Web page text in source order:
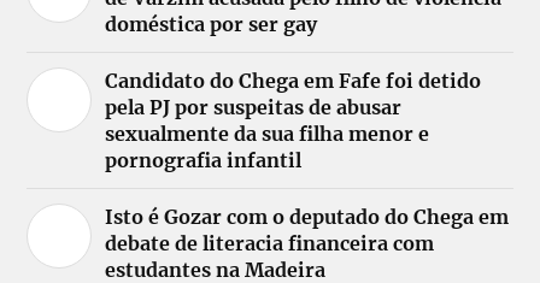
doméstica por ser gay
Candidato do Chega em Fafe foi detido
pela PJ por suspeitas de abusar
sexualmente da sua filha menor e
pornografia infantil
Isto é Gozar com o deputado do Chega em
debate de literacia financeira com
estudantes na Madeira